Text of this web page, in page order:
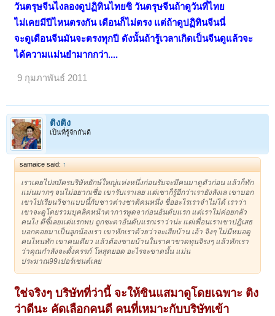
วันตรุษจีนไงลองดูปฏิทินไทยซิ วันตรุษจีนถ้าดูวันที่ไทย
ไม่เคยมีปีไหนตรงกัน เดือนก็ไม่ตรง แต่ถ้าดูปฏิทินจีนนี่
จะดูเดือนจีนมันจะตรงทุกปี ดังนั้นถ้ารู้เวลาเกิดเป็นจีนดูแล้วจะ
ได้ความแม่นยำมากกว่า....
9 กุมภาพันธ์ 2011
ติงติง
เป็นที่รู้จักกันดี
samaice said: ↑
เราเคยไปสมัครบริษัทยักษ์ใหญ่แห่งหนึ่งก่อนรับจะมีคนมาดูตัวก่อน แล้วก็ทัก
แม่นมากๆ จนไม่อยากเชื่อ เขารับเราเลย แต่เขาก็รู้อีกว่าเรายังลังเล เขาบอก
เขาไปเรียนวิชาแบบนี้กับชาวต่างชาติคนหนึ่ง ชื่ออะไรเราจำไม่ได้ เราว่า
เขาจะดูโดยรวมบุคลิคหน้าตาการพูดจาก่อนอันดับแรก แต่เราไม่ค่อยกลัว
คนไง ตีซี้เลยแต่แรกพบ ถูกชะตาอันดับแรกเราว่าน่ะ แต่เพื่อนเราเขาปฎิเสธ
บอกคอยมาเป็นลูกน้องเรา เขาทักเราด้วยว่าจะเสียบ้าน เอ้า จิงๆ ไม่มีหมอดู
คนไหนทัก เขาคนเดียว แล้วต้องขายบ้านในราคาขาดทุนจิรงๆ แล้วทักเรา
ว่าคุณกำลังจะตั้งครรภ์ โหสุดยอด อะไรจะขาดนั้น แม่น
ประมาณ99เปอร์เซนต์เลย
ใช่จริงๆ บริษัทที่ว่านี้ จะให้ซินแสมาดูโดยเฉพาะ ติง
ว่าดีนะ คัดเลือกคนดี คนที่เหมาะกับบริษัทเข้า